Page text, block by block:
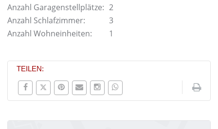
Anzahl Garagenstellplätze: 2
Anzahl Schlafzimmer:
3
Anzahl Wohneinheiten:
1
TEILEN: